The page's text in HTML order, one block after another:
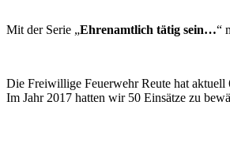
Mit der Serie „Ehrenamtlich tätig sein…“
Die Freiwillige Feuerwehr Reute hat aktuell
Im Jahr 2017 hatten wir 50 Einsätze zu